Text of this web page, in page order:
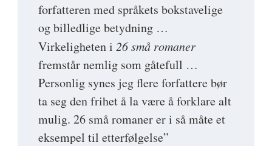
forfatteren med språkets bokstavelige
og billedlige betydning …
Virkeligheten i 26 små romaner
fremstår nemlig som gåtefull …
Personlig synes jeg flere forfattere bør
ta seg den frihet å la være å forklare alt
mulig. 26 små romaner er i så måte et
eksempel til etterfølgelse”